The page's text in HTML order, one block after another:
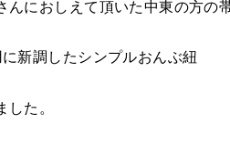
におしえて頂いた中東の方の
新調したシンプルおんぶ紐
した。